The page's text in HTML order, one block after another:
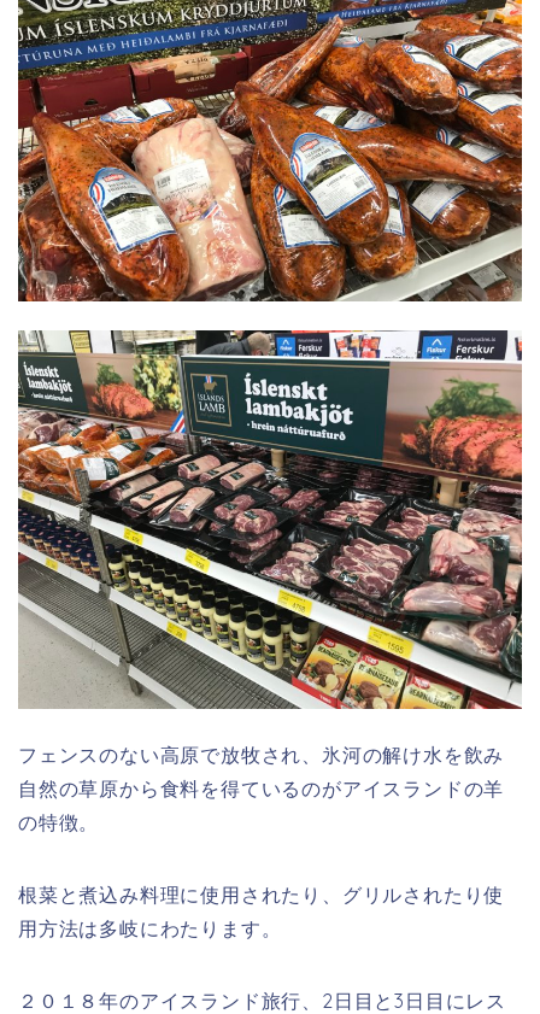
フェンスのない高原で放牧され、氷河の解け水を飲み
自然の草原から食料を得ているのがアイスランドの羊
の特徴。
根菜と煮込み料理に使用されたり、グリルされたり使
用方法は多岐にわたります。
２０１８年のアイスランド旅行、2日目と3日目にレス